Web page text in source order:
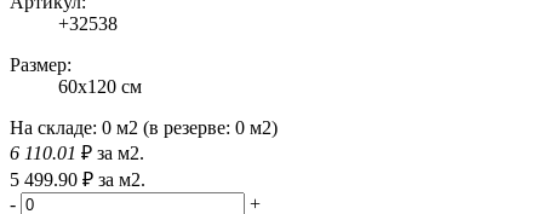
+32538
Размер:
60x120 см
На складе: 0 м2 (в резерве: 0 м2)
6 110.01 ₽ за м2.
5 499.90 ₽ за м2.
-
+